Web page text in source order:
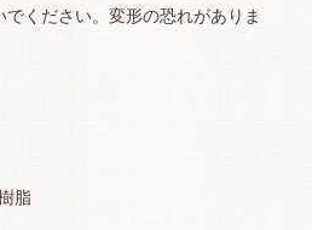
ください。変形の恐れがありま
脂